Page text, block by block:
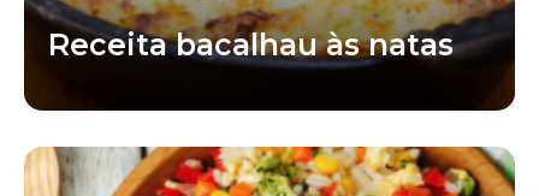
Receita bacalhau às natas